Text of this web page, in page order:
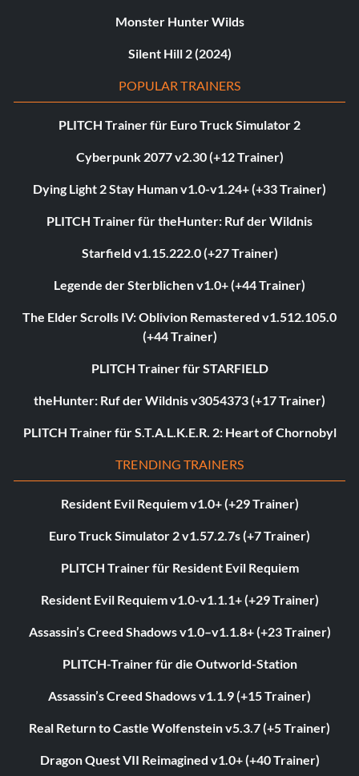
Monster Hunter Wilds
Silent Hill 2 (2024)
POPULAR TRAINERS
PLITCH Trainer für Euro Truck Simulator 2
Cyberpunk 2077 v2.30 (+12 Trainer)
Dying Light 2 Stay Human v1.0-v1.24+ (+33 Trainer)
PLITCH Trainer für theHunter: Ruf der Wildnis
Starfield v1.15.222.0 (+27 Trainer)
Legende der Sterblichen v1.0+ (+44 Trainer)
The Elder Scrolls IV: Oblivion Remastered v1.512.105.0
(+44 Trainer)
PLITCH Trainer für STARFIELD
theHunter: Ruf der Wildnis v3054373 (+17 Trainer)
PLITCH Trainer für S.T.A.L.K.E.R. 2: Heart of Chornobyl
TRENDING TRAINERS
Resident Evil Requiem v1.0+ (+29 Trainer)
Euro Truck Simulator 2 v1.57.2.7s (+7 Trainer)
PLITCH Trainer für Resident Evil Requiem
Resident Evil Requiem v1.0-v1.1.1+ (+29 Trainer)
Assassin’s Creed Shadows v1.0–v1.1.8+ (+23 Trainer)
PLITCH-Trainer für die Outworld-Station
Assassin’s Creed Shadows v1.1.9 (+15 Trainer)
Real Return to Castle Wolfenstein v5.3.7 (+5 Trainer)
Dragon Quest VII Reimagined v1.0+ (+40 Trainer)